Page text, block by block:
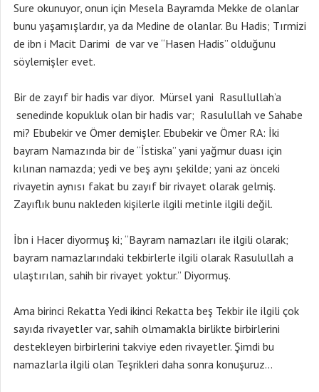
Sure okunuyor, onun için Mesela Bayramda Mekke de olanlar
bunu yaşamışlardır, ya da Medine de olanlar. Bu Hadis; Tırmizi
de ibn i Macit Darimi de var ve “Hasen Hadis” olduğunu
söylemişler evet.
Bir de zayıf bir hadis var diyor. Mürsel yani Rasullullah’a
senedinde kopukluk olan bir hadis var; Rasulullah ve Sahabe
mi? Ebubekir ve Ömer demişler. Ebubekir ve Ömer RA: İki
bayram Namazında bir de “İstiska” yani yağmur duası için
kılınan namazda; yedi ve beş aynı şekilde; yani az önceki
rivayetin aynısı fakat bu zayıf bir rivayet olarak gelmiş.
Zayıflık bunu nakleden kişilerle ilgili metinle ilgili değil.
İbn i Hacer diyormuş ki; “Bayram namazları ile ilgili olarak;
bayram namazlarındaki tekbirlerle ilgili olarak Rasulullah a
ulaştırılan, sahih bir rivayet yoktur.” Diyormuş.
Ama birinci Rekatta Yedi ikinci Rekatta beş Tekbir ile ilgili çok
sayıda rivayetler var, sahih olmamakla birlikte birbirlerini
destekleyen birbirlerini takviye eden rivayetler. Şimdi bu
namazlarla ilgili olan Teşrikleri daha sonra konuşuruz…